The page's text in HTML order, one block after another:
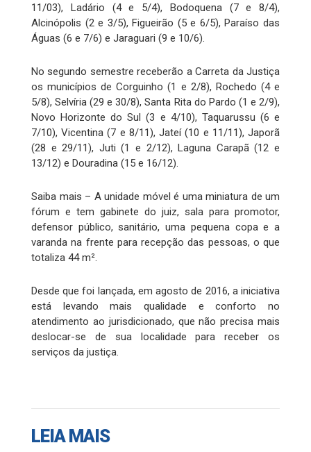
11/03), Ladário (4 e 5/4), Bodoquena (7 e 8/4),
Alcinópolis (2 e 3/5), Figueirão (5 e 6/5), Paraíso das
Águas (6 e 7/6) e Jaraguari (9 e 10/6).
No segundo semestre receberão a Carreta da Justiça
os municípios de Corguinho (1 e 2/8), Rochedo (4 e
5/8), Selvíria (29 e 30/8), Santa Rita do Pardo (1 e 2/9),
Novo Horizonte do Sul (3 e 4/10), Taquarussu (6 e
7/10), Vicentina (7 e 8/11), Jateí (10 e 11/11), Japorã
(28 e 29/11), Juti (1 e 2/12), Laguna Carapã (12 e
13/12) e Douradina (15 e 16/12).
Saiba mais – A unidade móvel é uma miniatura de um
fórum e tem gabinete do juiz, sala para promotor,
defensor público, sanitário, uma pequena copa e a
varanda na frente para recepção das pessoas, o que
totaliza 44 m².
Desde que foi lançada, em agosto de 2016, a iniciativa
está levando mais qualidade e conforto no
atendimento ao jurisdicionado, que não precisa mais
deslocar-se de sua localidade para receber os
serviços da justiça.
LEIA MAIS